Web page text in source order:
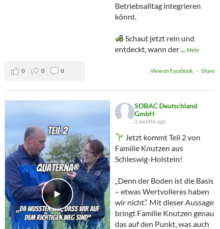
Betriebsalltag integrieren
könnt.
Schaut jetzt rein und
entdeckt, wann der
Mehr
View on Facebook · Share
0 0 0
SOBAC Deutschland
GmbH
2 months ago
Jetzt kommt Teil 2 von
Familie Knutzen aus
Schleswig-Holstein!
„Denn der Boden ist die Basis
– etwas Wertvolleres haben
wir nicht.“ Mit dieser Aussage
bringt Familie Knutzen genau
das auf den Punkt, was auch